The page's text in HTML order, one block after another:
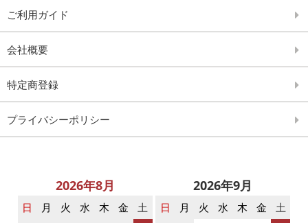
ご利用ガイド
会社概要
特定商登録
プライバシーポリシー
2026年8月
日 月 火 水 木 金 土
2026年9月
日 月 火 水 木 金 土